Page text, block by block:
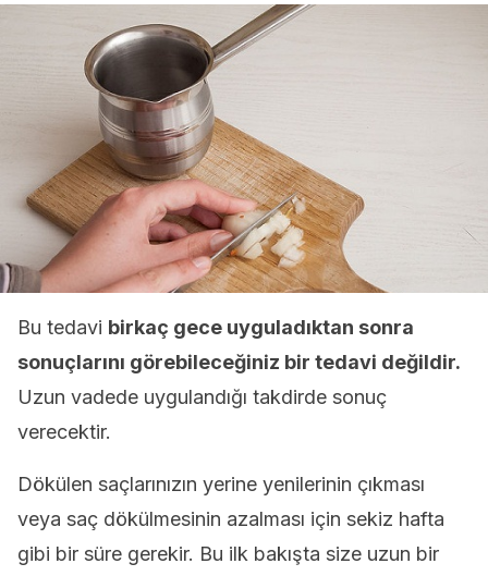
Bu tedavi birkaç gece uyguladıktan sonra
sonuçlarını görebileceğiniz bir tedavi değildir.
Uzun vadede uygulandığı takdirde sonuç
verecektir.
Dökülen saçlarınızın yerine yenilerinin çıkması
veya saç dökülmesinin azalması için sekiz hafta
gibi bir süre gerekir. Bu ilk bakışta size uzun bir